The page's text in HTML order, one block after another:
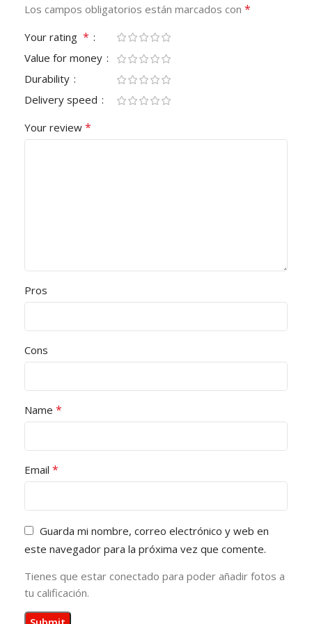
Los campos obligatorios están marcados con *
Your rating *
Value for money
Durability
Delivery speed
Your review *
Pros
Cons
Name *
Email *
Guarda mi nombre, correo electrónico y web en
este navegador para la próxima vez que comente.
Tienes que estar conectado para poder añadir fotos a
tu calificación.